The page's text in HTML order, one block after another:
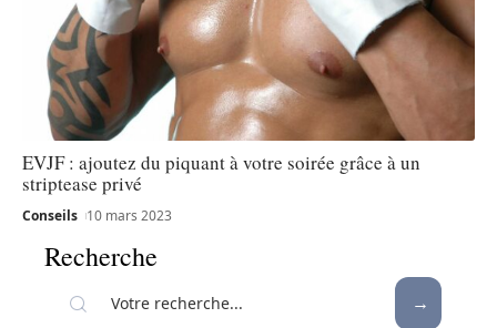
EVJF : ajoutez du piquant à votre soirée grâce à un
striptease privé
Conseils 10 mars 2023
Recherche